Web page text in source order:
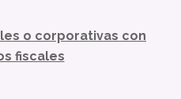
o corporativas con
fiscales